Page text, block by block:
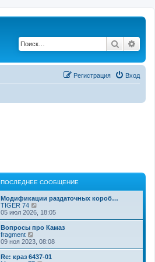
Поиск
Вход
Регистрация
ПОСЛЕДНЕЕ СООБЩЕНИЕ
Модификации раздаточных короб…
TIGER 74
е
р
е
й
т
к
05 июл 2026, 18:05
Вопросы про Камаз
fragment
е
р
е
09 ноя 2023, 08:08
Re: краз 6437-01